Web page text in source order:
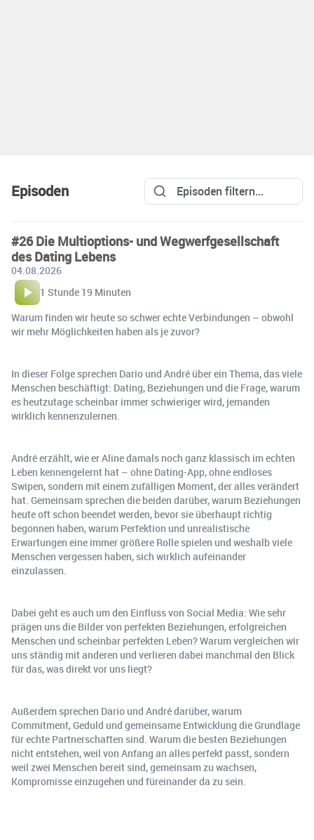
Episoden
#26 Die Multioptions- und Wegwerfgesellschaft
des Dating Lebens
04.08.2026
1 Stunde 19 Minuten
Warum finden wir heute so schwer echte Verbindungen – obwohl
wir mehr Möglichkeiten haben als je zuvor?
In dieser Folge sprechen Dario und André über ein Thema, das viele
Menschen beschäftigt: Dating, Beziehungen und die Frage, warum
es heutzutage scheinbar immer schwieriger wird, jemanden
wirklich kennenzulernen.
André erzählt, wie er Aline damals noch ganz klassisch im echten
Leben kennengelernt hat – ohne Dating-App, ohne endloses
Swipen, sondern mit einem zufälligen Moment, der alles verändert
hat. Gemeinsam sprechen die beiden darüber, warum Beziehungen
heute oft schon beendet werden, bevor sie überhaupt richtig
begonnen haben, warum Perfektion und unrealistische
Erwartungen eine immer größere Rolle spielen und weshalb viele
Menschen vergessen haben, sich wirklich aufeinander
einzulassen.
Dabei geht es auch um den Einfluss von Social Media: Wie sehr
prägen uns die Bilder von perfekten Beziehungen, erfolgreichen
Menschen und scheinbar perfekten Leben? Warum vergleichen wir
uns ständig mit anderen und verlieren dabei manchmal den Blick
für das, was direkt vor uns liegt?
Außerdem sprechen Dario und André darüber, warum
Commitment, Geduld und gemeinsame Entwicklung die Grundlage
für echte Partnerschaften sind. Warum die besten Beziehungen
nicht entstehen, weil von Anfang an alles perfekt passt, sondern
weil zwei Menschen bereit sind, gemeinsam zu wachsen,
Kompromisse einzugehen und füreinander da zu sein.